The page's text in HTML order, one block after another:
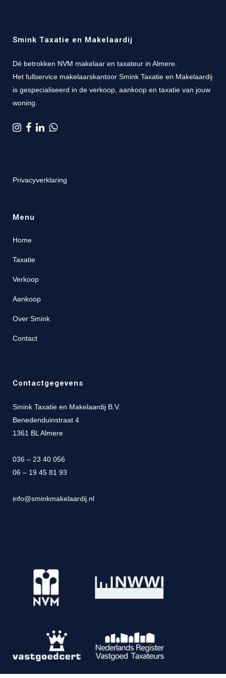
Smink Taxatie en Makelaardij
Dé betrokken NVM makelaar en taxateur in Almere.
Het fullservice makelaarskantoor Smink Taxatie en Makelaardij
is gespecialiseerd in de verkoop, aankoop en taxatie van jouw
woning.
Privacyverklaring
Menu
Home
Taxatie
Verkoop
Aankoop
Over Smink
Contact
Contactgegevens
Smink Taxatie en Makelaardij B.V.
Benedenduinstraat 4
1361 BL Almere
036 – 23 40 056
06 – 19 45 81 93
info@sminkmakelaardij.nl